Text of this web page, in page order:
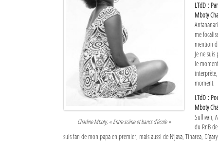
Charline Mboty, « Entre scène et bancs d’école »
LTdD :
Mboty
me
mention
Je ne
le
moment.
LTdD :
Mboty
Sullivan,
du RnB
suis fan de mon papa en premier, mais aussi de N’java, Tiharea,